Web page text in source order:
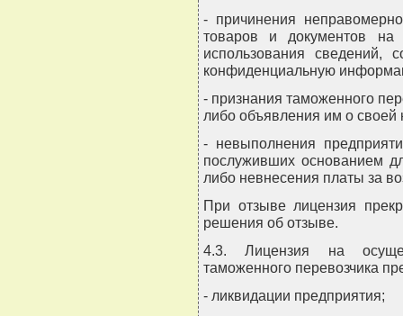
- причинения
товаров и документов
использования сведений,
конфиденциальную
- признания таможенного
либо объявления им о своей
- невыполнения
послуживших основанием
либо невнесения платы за
При отзыве лицензия
решения об отзыве.
4.3. Лицензия на
таможенного перевозчика
- ликвидации предприятия;